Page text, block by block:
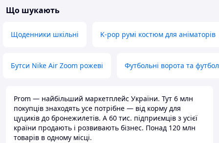
кондиціонерів
Що шукають
Щоденники шкільні K-pop румі костюм для аніматорів
Бутси Nike Air Zoom рожеві Футбольні ворота та
Prom — найбільший маркетплейс України. Тут 6 млн
покупців знаходять усе потрібне — від корму для
цуциків до бронежилетів. А 60 тис. підприємців з усієї
країни продають і розвивають бізнес. Понад 120 млн
товарів в одному місці.